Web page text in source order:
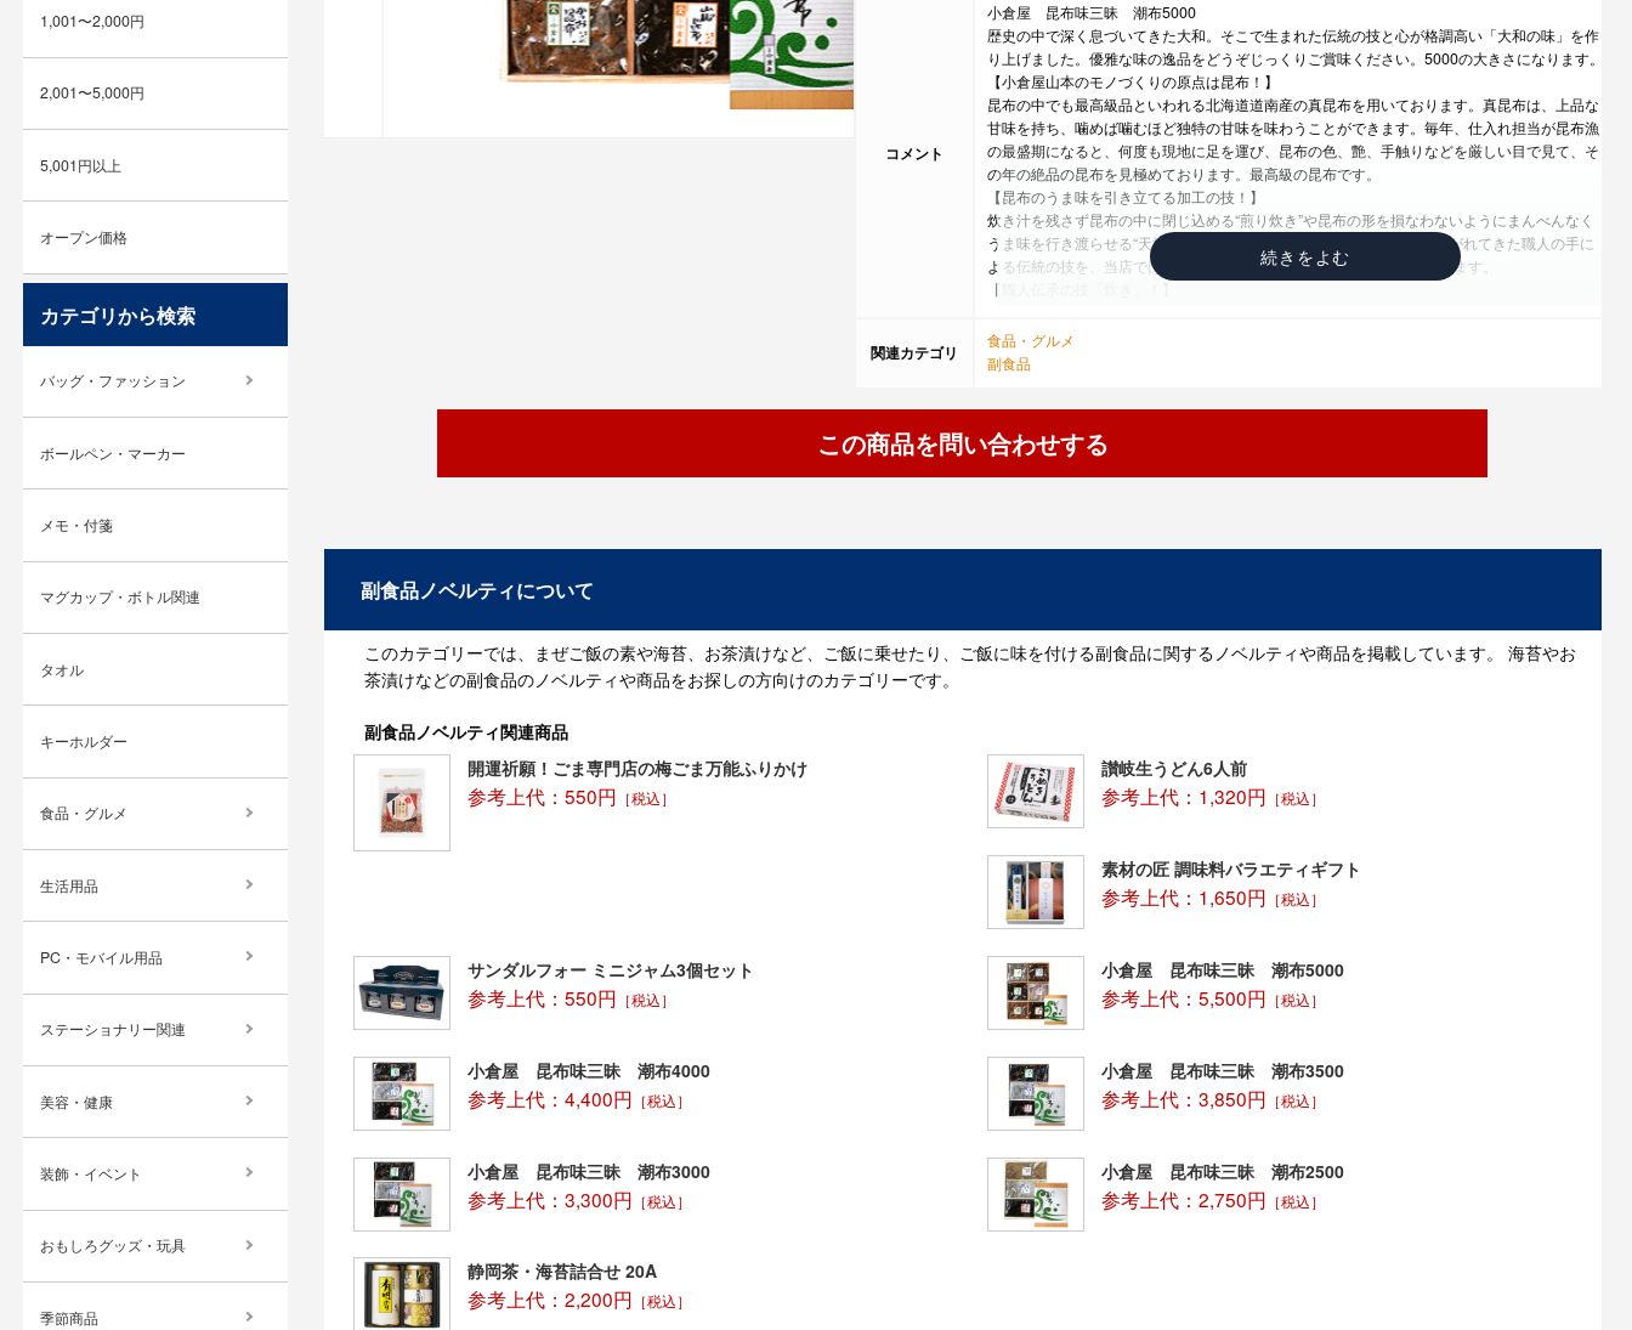
コメント
小倉屋 昆布味三昧 潮布5000
歴史の中で深く息づいてきた大和。そこで生まれた伝統の技と心が格調高い「大和の味」を作
り上げました。優雅な味の逸品をどうぞじっくりご賞味ください。5000の大きさになります。
【小倉屋山本のモノづくりの原点は昆布！】
昆布の中でも最高級品といわれる北海道道南産の真昆布を用いております。真昆布は、上品な
甘味を持ち、噛めば噛むほど独特の甘味を味わうことができます。毎年、仕入れ担当が昆布漁
の最盛期になると、何度も現地に足を運び、昆布の色、艶、手触りなどを厳しい目で見て、そ
の年の絶品の昆布を見極めております。最高級の昆布です。
【昆布のうま味を引き立てる加工の技！】
炊き汁を残さず昆布の中に閉じ込める“煎り炊き”や昆布の形を損なわないようにまんべんなく
うま味を行き渡らせる“天地がえ”など、百七十余年の歴史の中で受け継がれてきた職人の手に
よる伝統の技を、当店では変えてはならないものとして守り続けております。
【職人伝承の技「炊き」！】
とは、ひたひたの醤油や調味料を一適も残さず炊き上げ、昆布に味を封じ込める伝承の職人技
です。職人の経験と技術があいまって初めて活かされ、昆布本来の旨味を最大限に引き出す方
【昆布本来の味わいをそのままお客さまのお手元に届けたい！】
小倉屋山本では、職人の手による伝統の技を頑なに守りながら、より衛生的な近代生産設備を
充実し、切る、削る、煮る、乾燥する、選別する、包装と一貫された独自の生産システムによ
って、頑固なまでの品質管理を行っております。
関連カテゴリ
食品・グルメ
副食品
この商品を問い合わせする
副食品ノベルティについて
このカテゴリーでは、まぜご飯の素や海苔、お茶漬けなど、ご飯に乗せたり、ご飯に味を付ける副食品に関するノベルティや商品を掲載しています。 海苔やお
茶漬けなどの副食品のノベルティや商品をお探しの方向けのカテゴリーです。
副食品ノベルティ関連商品
開運祈願！ごま専門店の梅ごま万能ふりかけ
参考上代：550円 ［税込］
讃岐生うどん6人前
参考上代：1,320円 ［税込］
素材の匠 調味料バラエティギフト
参考上代：1,650円 ［税込］
サンダルフォー ミニジャム3個セット
参考上代：550円 ［税込］
小倉屋 昆布味三昧 潮布5000
参考上代：5,500円 ［税込］
小倉屋 昆布味三昧 潮布4000
参考上代：4,400円 ［税込］
小倉屋 昆布味三昧 潮布3500
参考上代：3,850円 ［税込］
小倉屋 昆布味三昧 潮布3000
参考上代：3,300円 ［税込］
小倉屋 昆布味三昧 潮布2500
参考上代：2,750円 ［税込］
静岡茶・海苔詰合せ 20A
参考上代：2,200円 ［税込］
1,001〜2,000円
2,001〜5,000円
5,001円以上
オープン価格
カテゴリから検索
バッグ・ファッション
ボールペン・マーカー
メモ・付箋
マグカップ・ボトル関連
タオル
キーホルダー
食品・グルメ
生活用品
PC・モバイル用品
ステーショナリー関連
美容・健康
装飾・イベント
おもしろグッズ・玩具
季節商品